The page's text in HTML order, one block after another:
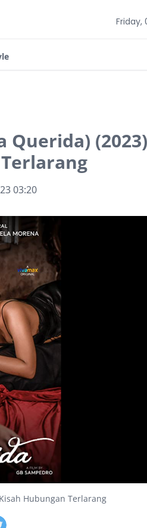
Friday,
Querida)
03:20
Hubungan Terlarang